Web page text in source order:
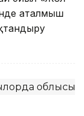
аталмыш
облысы